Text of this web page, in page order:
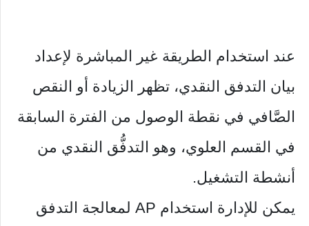
عند استخدام الطريقة غير المباشرة لإعداد
بيان التدفق النقدي، تظهر الزيادة أو النقص
الصَّافي في نقطة الوصول من الفترة السابقة
في القسم العلوي، وهو التدفُّق النقدي من
أنشطة التشغيل.
يمكن للإدارة استخدام AP لمعالجة التدفق